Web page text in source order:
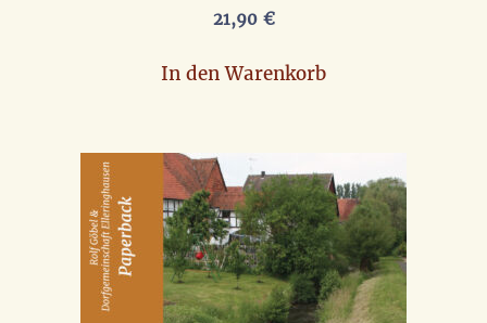
21,90 €
In den Warenkorb